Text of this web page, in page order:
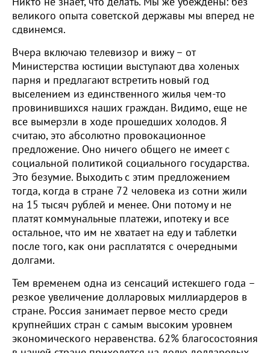
великого опыта советской державы мы вперед не
сдвинемся.
Вчера включаю телевизор и вижу – от
Министерства юстиции выступают два холеных
парня и предлагают встретить новый год
выселением из единственного жилья чем-то
провинившихся наших граждан. Видимо, еще не
все вымерзли в ходе прошедших холодов. Я
считаю, это абсолютно провокационное
предложение. Оно ничего общего не имеет с
социальной политикой социального государства.
Это безумие. Выходить с этим предложением
тогда, когда в стране 72 человека из сотни жили
на 15 тысяч рублей и менее. Они потому и не
платят коммунальные платежи, ипотеку и все
остальное, что им не хватает на еду и таблетки
после того, как они расплатятся с очередными
долгами.
Тем временем одна из сенсаций истекшего года –
резкое увеличение долларовых миллиардеров в
стране. Россия занимает первое место среди
крупнейших стран с самым высоким уровнем
экономического неравенства. 62% благосостояния